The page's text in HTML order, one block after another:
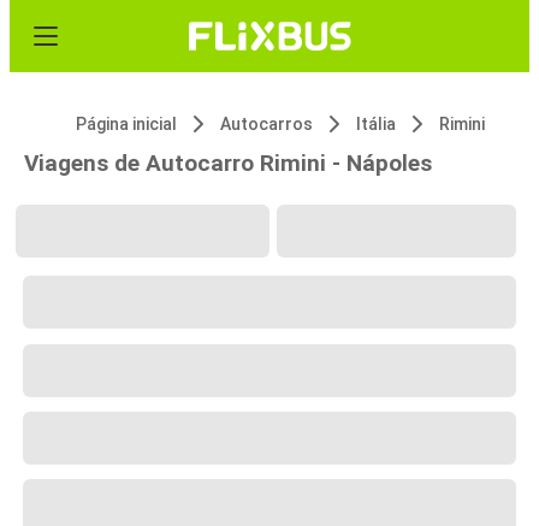
Página inicial Autocarros Itália Rimini
Viagens de Autocarro Rimini - Nápoles